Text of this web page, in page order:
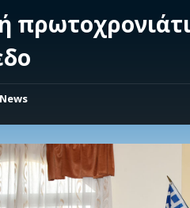
News